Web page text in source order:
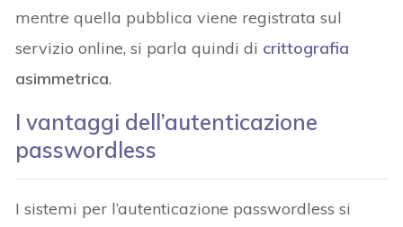
mentre quella pubblica viene registrata sul
servizio online, si parla quindi di crittografia
asimmetrica.
I vantaggi dell’autenticazione
passwordless
I sistemi per l’autenticazione passwordless si